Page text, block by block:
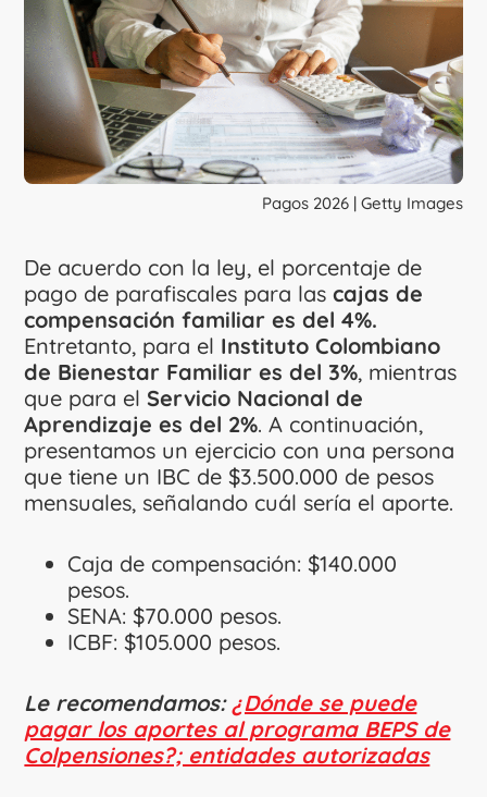
Pagos 2026 | Getty Images
De acuerdo con la ley, el porcentaje de
pago de parafiscales para lascajas de
compensación familiar es del 4%.
Entretanto, para el Instituto Colombiano
de Bienestar Familiar es del 3%, mientras
que para elServicio Nacional de
Aprendizaje es del 2%. A continuación,
presentamos un ejercicio con una persona
que tiene un IBC de $3.500.000 de pesos
mensuales, señalando cuál sería el aporte.
Caja de compensación: $140.000
pesos.
SENA: $70.000 pesos.
ICBF: $105.000 pesos.
Le recomendamos:¿Dónde se puede
pagar los aportes al programa BEPS de
Colpensiones?; entidades autorizadas